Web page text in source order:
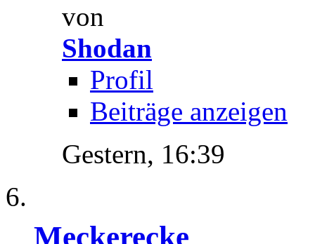
von
Shodan
Profil
Beiträge anzeigen
Gestern, 16:39
Meckerecke